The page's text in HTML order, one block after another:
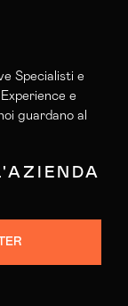
Specialisti e
e
guardano al